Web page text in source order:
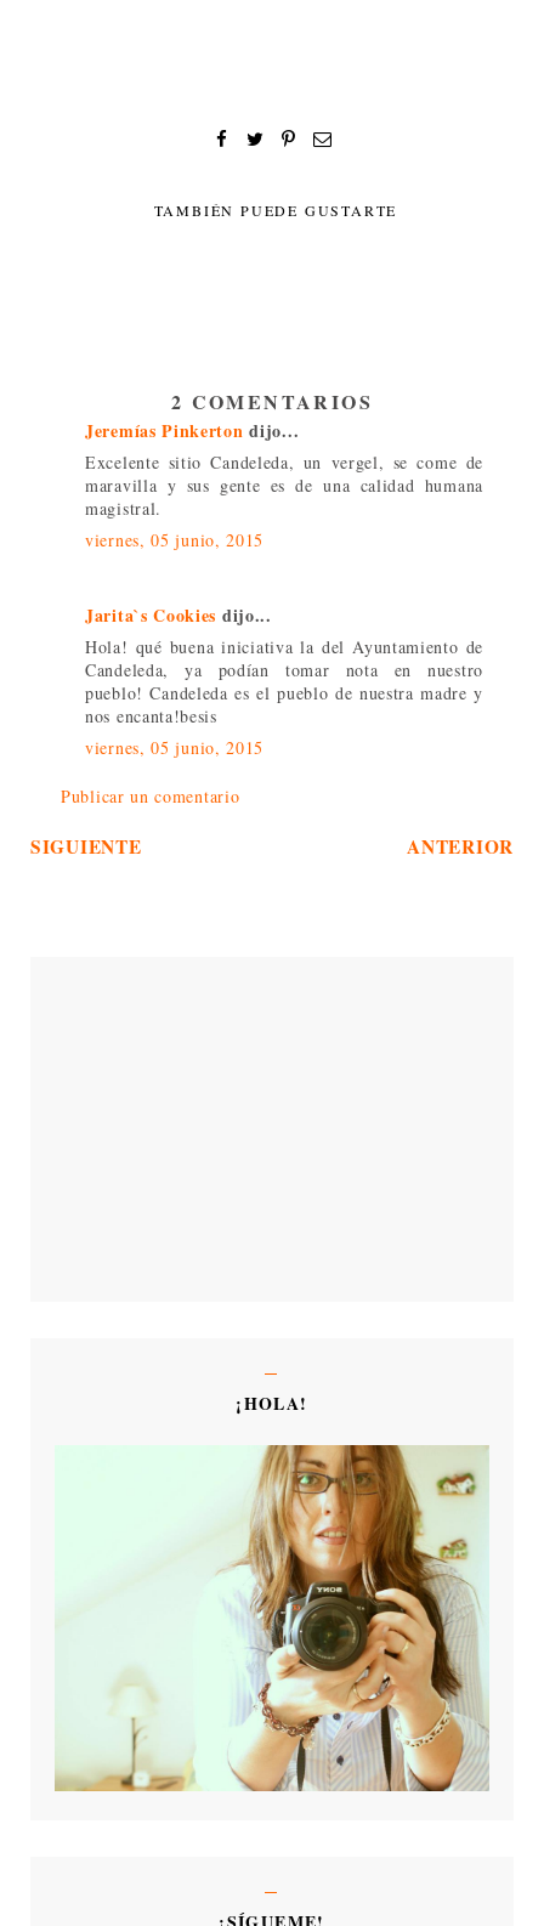
TAMBIÉN PUEDE GUSTARTE
2 COMENTARIOS
Jeremías Pinkerton dijo...
Excelente sitio Candeleda, un vergel, se come de
maravilla y sus gente es de una calidad humana
magistral.
viernes, 05 junio, 2015
Jarita`s Cookies dijo...
Hola! qué buena iniciativa la del Ayuntamiento de
Candeleda, ya podían tomar nota en nuestro
pueblo! Candeleda es el pueblo de nuestra madre y
nos encanta!besis
viernes, 05 junio, 2015
Publicar un comentario
SIGUIENTE ANTERIOR
¡HOLA!